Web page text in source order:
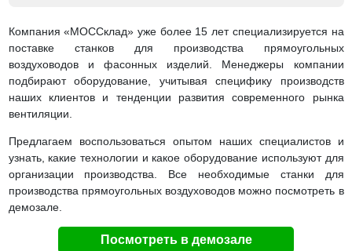
Компания «МОССклад» уже более 15 лет специализируется на
поставке станков для производства прямоугольных
воздуховодов и фасонных изделий. Менеджеры компании
подбирают оборудование, учитывая специфику производств
наших клиентов и тенденции развития современного рынка
вентиляции.
Предлагаем воспользоваться опытом наших специалистов и
узнать, какие технологии и какое оборудование используют для
организации производства. Все необходимые станки для
производства прямоугольных воздуховодов можно посмотреть в
демозале.
Посмотреть в демозале